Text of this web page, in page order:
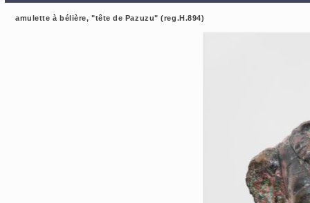
amulette à bélière, "tête de Pazuzu" (reg.H.894)